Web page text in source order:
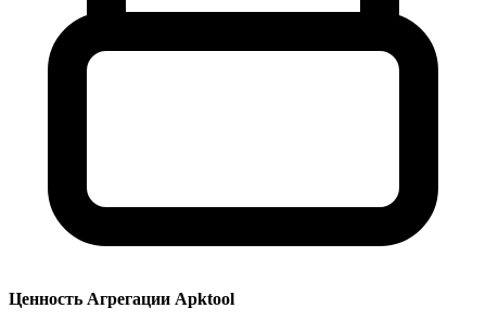
Ценность Агрегации Apktool